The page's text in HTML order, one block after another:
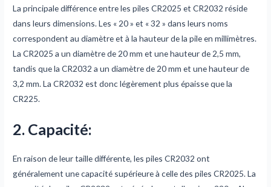
La principale différence entre les piles CR2025 et CR2032 réside
dans leurs dimensions. Les « 20 » et « 32 » dans leurs noms
correspondent au diamètre et à la hauteur de la pile en millimètres.
La CR2025 a un diamètre de 20 mm et une hauteur de 2,5 mm,
tandis que la CR2032 a un diamètre de 20 mm et une hauteur de
3,2 mm. La CR2032 est donc légèrement plus épaisse que la
CR225.
2. Capacité:
En raison de leur taille différente, les piles CR2032 ont
généralement une capacité supérieure à celle des piles CR2025. La